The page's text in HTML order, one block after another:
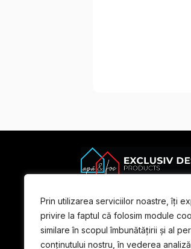
Prin utilizarea serviciilor noastre, îți
privire la faptul că folosim module
similare în scopul îmbunătățirii și al
conținutului nostru, în vederea